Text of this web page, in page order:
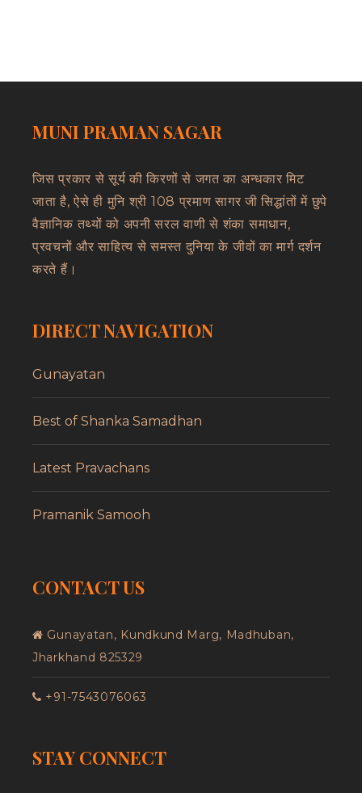
MUNI PRAMAN SAGAR
जिस प्रकार से सूर्य की किरणों से जगत का अन्धकार मिट
जाता है, ऐसे ही मुनि श्री 108 प्रमाण सागर जी सिद्धांतों में छुपे
वैज्ञानिक तथ्यों को अपनी सरल वाणी से शंका समाधान,
प्रवचनों और साहित्य से समस्त दुनिया के जीवों का मार्ग दर्शन
करते हैं।
DIRECT NAVIGATION
Gunayatan
Best of Shanka Samadhan
Latest Pravachans
Pramanik Samooh
CONTACT US
Gunayatan, Kundkund Marg, Madhuban,
Jharkhand 825329
+91-7543076063
STAY CONNECT